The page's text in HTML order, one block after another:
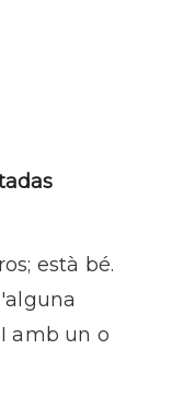
està bé.
amb un o